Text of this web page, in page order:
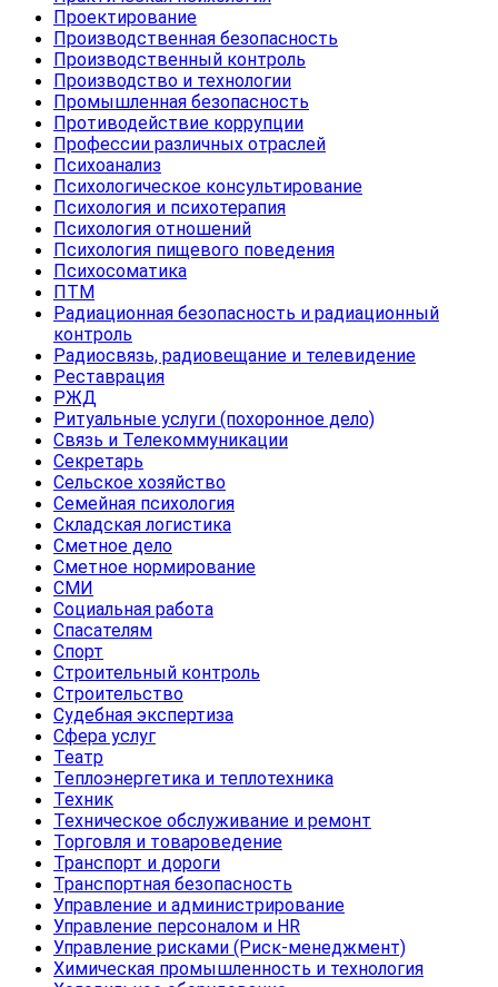
Проектирование
Производственная безопасность
Производственный контроль
Производство и технологии
Промышленная безопасность
Противодействие коррупции
Профессии различных отраслей
Психоанализ
Психологическое консультирование
Психология и психотерапия
Психология отношений
Психология пищевого поведения
Психосоматика
ПТМ
Радиационная безопасность и радиационный
контроль
Радиосвязь, радиовещание и телевидение
Реставрация
РЖД
Ритуальные услуги (похоронное дело)
Связь и Телекоммуникации
Секретарь
Сельское хозяйство
Семейная психология
Складская логистика
Сметное дело
Сметное нормирование
СМИ
Социальная работа
Спасателям
Спорт
Строительный контроль
Строительство
Судебная экспертиза
Сфера услуг
Театр
Теплоэнергетика и теплотехника
Техник
Техническое обслуживание и ремонт
Торговля и товароведение
Транспорт и дороги
Транспортная безопасность
Управление и администрирование
Управление персоналом и HR
Управление рисками (Риск-менеджмент)
Химическая промышленность и технология